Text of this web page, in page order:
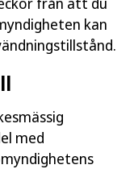
kan
med